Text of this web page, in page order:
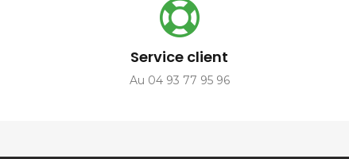
Service client
Au 04 93 77 95 96